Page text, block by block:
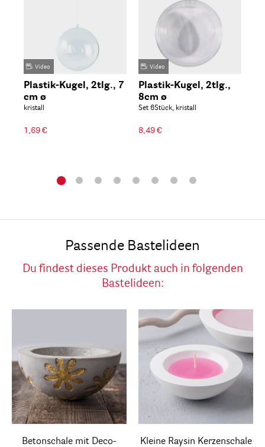
Video
Plastik-Kugel, 2tlg., 7
cm ø
kristall
1,69 €
Video
Plastik-Kugel, 2tlg.,
8cm ø
Set 6Stück, kristall
8,49 €
Passende Bastelideen
Du findest dieses Produkt auch in folgenden
Bastelideen:
Betonschale mit Deco-
Kleine Raysin Kerzenschale